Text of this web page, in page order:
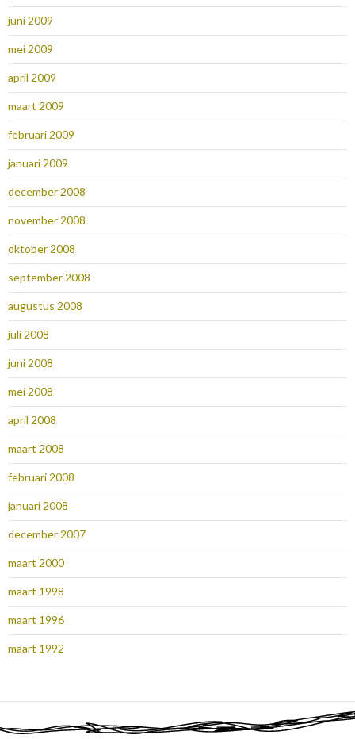
juni 2009
mei 2009
april 2009
maart 2009
februari 2009
januari 2009
december 2008
november 2008
oktober 2008
september 2008
augustus 2008
juli 2008
juni 2008
mei 2008
april 2008
maart 2008
februari 2008
januari 2008
december 2007
maart 2000
maart 1998
maart 1996
maart 1992